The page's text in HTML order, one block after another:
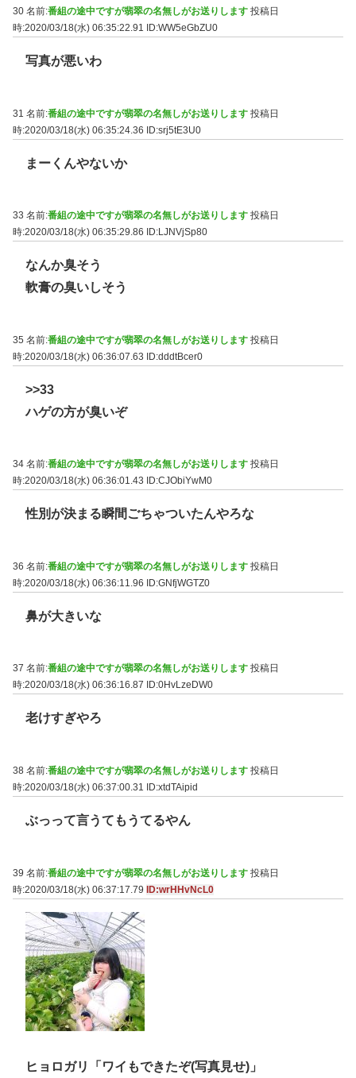
30 名前:番組の途中ですが翡翠の名無しがお送りします 投稿日
時:2020/03/18(水) 06:35:22.91
ID:WW5eGbZU0
写真が悪いわ
31 名前:番組の途中ですが翡翠の名無しがお送りします 投稿日
時:2020/03/18(水) 06:35:24.36 ID:srj5tE3U0
まーくんやないか
33 名前:番組の途中ですが翡翠の名無しがお送りします 投稿日
時:2020/03/18(水) 06:35:29.86
ID:LJNVjSp80
なんか臭そう
軟膏の臭いしそう
35 名前:番組の途中ですが翡翠の名無しがお送りします 投稿日
時:2020/03/18(水) 06:36:07.63 ID:dddtBcer0
>>33
ハゲの方が臭いぞ
34 名前:番組の途中ですが翡翠の名無しがお送りします 投稿日
時:2020/03/18(水) 06:36:01.43
ID:CJObiYwM0
性別が決まる瞬間ごちゃついたんやろな
36 名前:番組の途中ですが翡翠の名無しがお送りします 投稿日
時:2020/03/18(水) 06:36:11.96 ID:GNfjWGTZ0
鼻が大きいな
37 名前:番組の途中ですが翡翠の名無しがお送りします 投稿日
時:2020/03/18(水) 06:36:16.87
ID:0HvLzeDW0
老けすぎやろ
38 名前:番組の途中ですが翡翠の名無しがお送りします 投稿日
時:2020/03/18(水) 06:37:00.31
ID:xtdTAipid
ぶっって言うてもうてるやん
39 名前:番組の途中ですが翡翠の名無しがお送りします 投稿日
時:2020/03/18(水) 06:37:17.79 ID:wrHHvNcL0
ヒョロガリ「ワイもできたぞ(写真見せ)」